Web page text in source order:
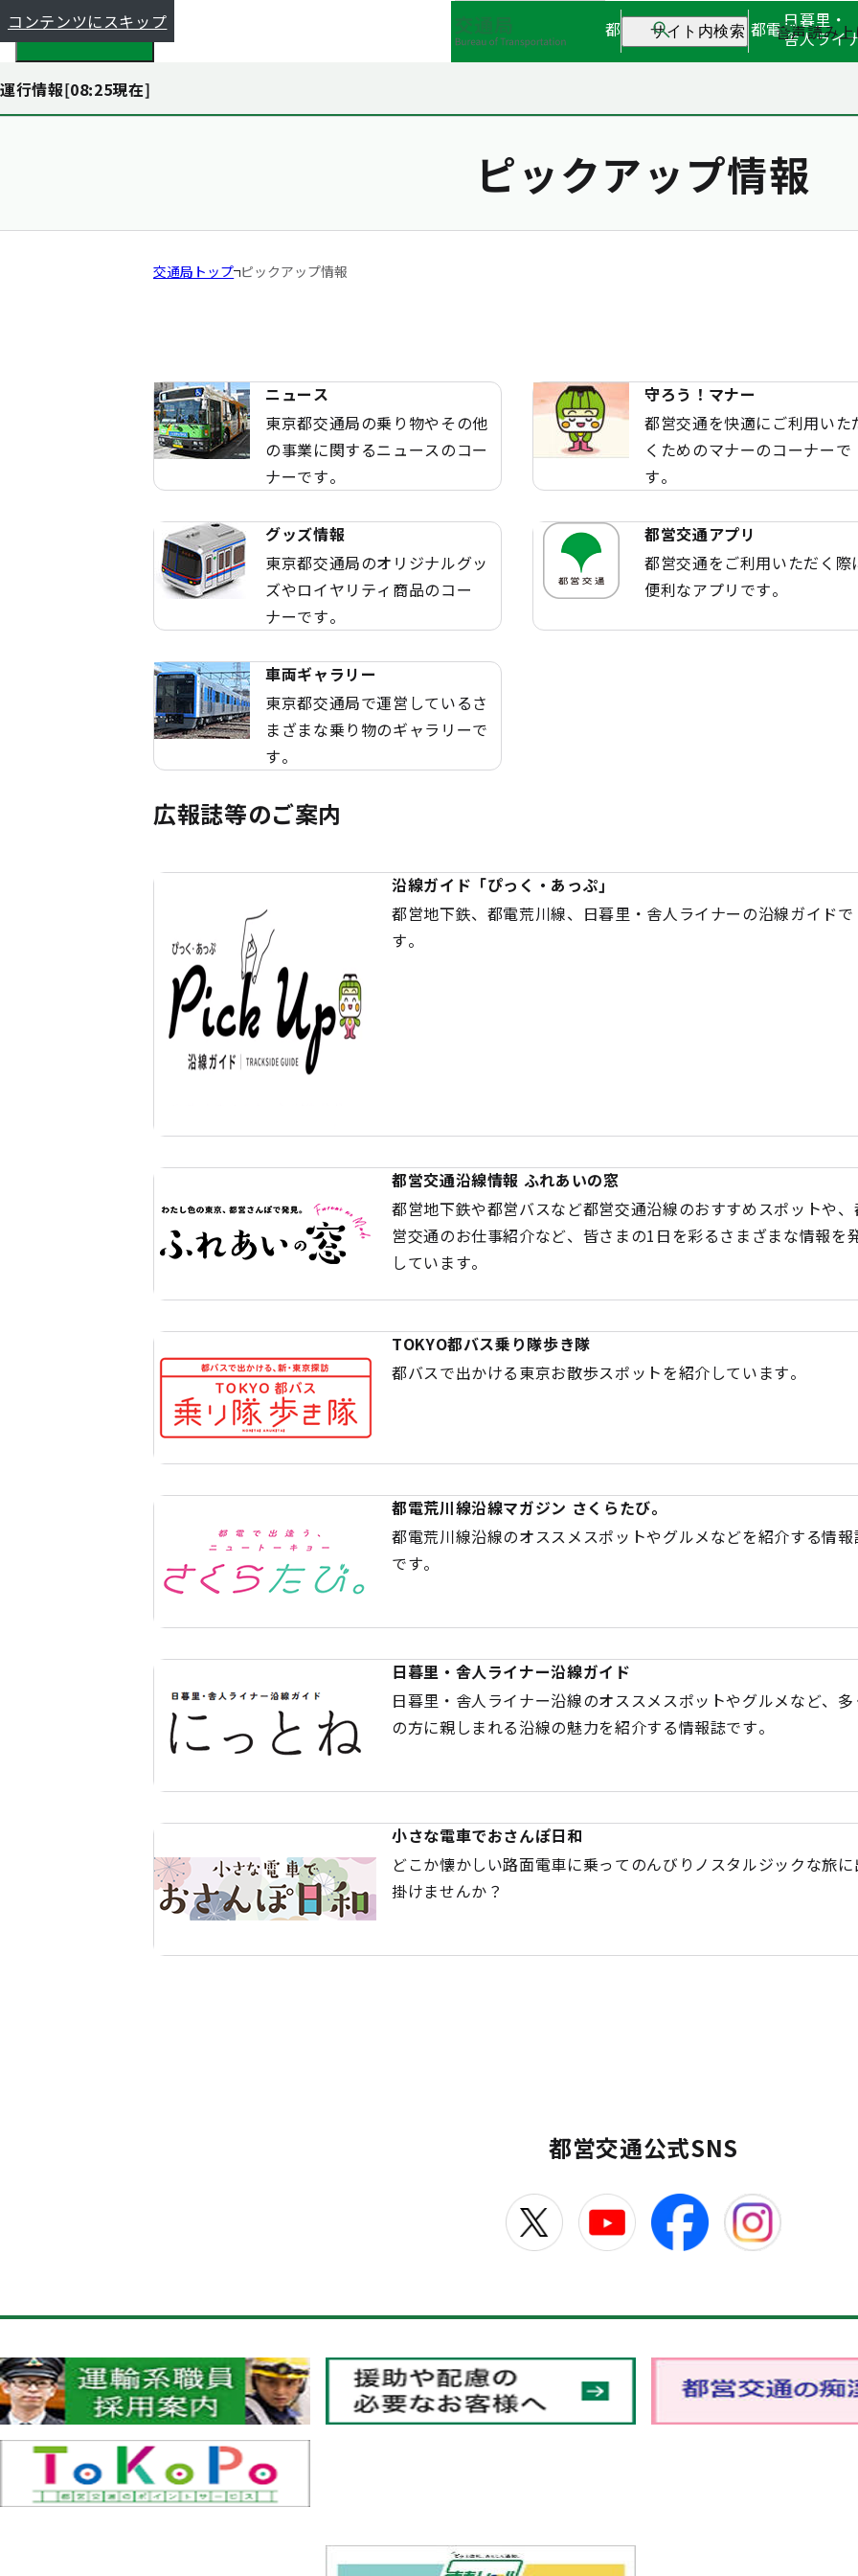
コンテンツにスキップ
都全体で探す サイト内検索 音声読み
都営地下鉄 都営バス 都電日暮里・
舎人ライ
運行情報[08:25現在]
ピックアップ情報
交通局トップ ピックアップ情報
ニュース
東京都交通局の乗り物やその他
の事業に関するニュースのコー
ナーです。
守ろう！マナー
都営交通を快適にご利用いた
くためのマナーのコーナーで
す。
グッズ情報
東京都交通局のオリジナルグッ
ズやロイヤリティ商品のコー
ナーです。
都営交通アプリ
都営交通をご利用いただく際
便利なアプリです。
車両ギャラリー
東京都交通局で運営しているさ
まざまな乗り物のギャラリーで
す。
広報誌等のご案内
沿線ガイド「ぴっく・あっぷ」
都営地下鉄、都電荒川線、日暮里・舎人ライナーの沿線ガイドで
す。
都営交通沿線情報 ふれあいの窓
都営地下鉄や都営バスなど都営交通沿線のおすすめスポットや、
営交通のお仕事紹介など、皆さまの1日を彩るさまざまな情報を
しています。
TOKYO都バス乗り隊歩き隊
都バスで出かける東京お散歩スポットを紹介しています。
都電荒川線沿線マガジン さくらたび。
都電荒川線沿線のオススメスポットやグルメなどを紹介する情報
です。
日暮里・舎人ライナー沿線ガイド
日暮里・舎人ライナー沿線のオススメスポットやグルメなど、多
の方に親しまれる沿線の魅力を紹介する情報誌です。
小さな電車でおさんぽ日和
どこか懐かしい路面電車に乗ってのんびりノスタルジックな旅に
掛けませんか？
都営交通公式SNS